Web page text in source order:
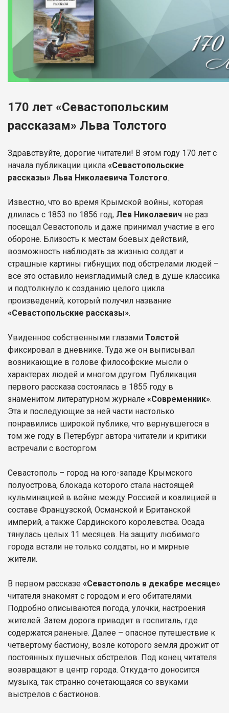
170 лет «Севастопольским
рассказам» Льва Толстого
Здравствуйте, дорогие читатели! В этом году 170 лет с
начала публикации цикла «Севастопольские
рассказы» Льва Николаевича Толстого.
Известно, что во время Крымской войны, которая
длилась с 1853 по 1856 год, Лев Николаевич не раз
посещал Севастополь и даже принимал участие в его
обороне. Близость к местам боевых действий,
возможность наблюдать за жизнью солдат и
страшные картины гибнущих под обстрелами людей –
все это оставило неизгладимый след в душе классика
и подтолкнуло к созданию целого цикла
произведений, который получил название
«Севастопольские рассказы».
Увиденное собственными глазами Толстой
фиксировал в дневнике. Туда же он выписывал
возникающие в голове философские мысли о
характерах людей и многом другом. Публикация
первого рассказа состоялась в 1855 году в
знаменитом литературном журнале «Современник».
Эта и последующие за ней части настолько
понравились широкой публике, что вернувшегося в
том же году в Петербург автора читатели и критики
встречали с восторгом.
Севастополь – город на юго-западе Крымского
полуострова, блокада которого стала настоящей
кульминацией в войне между Россией и коалицией в
составе Французской, Османской и Британской
империй, а также Сардинского королевства. Осада
тянулась целых 11 месяцев. На защиту любимого
города встали не только солдаты, но и мирные
жители.
В первом рассказе «Севастополь в декабре месяце»
читателя знакомят с городом и его обитателями.
Подробно описываются погода, улочки, настроения
жителей. Затем дорога приводит в госпиталь, где
содержатся раненые. Далее – опасное путешествие к
четвертому бастиону, возле которого земля дрожит от
постоянных пушечных обстрелов. Под конец читателя
возвращают в центр города. Откуда-то доносится
музыка, так странно сочетающаяся со звуками
выстрелов с бастионов.